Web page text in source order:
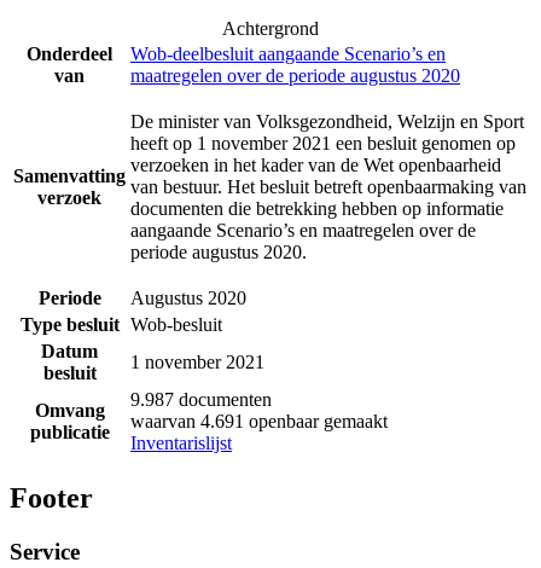
Achtergrond
Onderdeel
van
Wob-deelbesluit aangaande Scenario’s en
maatregelen over de periode augustus 2020
Samenvatting
verzoek
De minister van Volksgezondheid, Welzijn en Sport
heeft op 1 november 2021 een besluit genomen op
verzoeken in het kader van de Wet openbaarheid
van bestuur. Het besluit betreft openbaarmaking van
documenten die betrekking hebben op informatie
aangaande Scenario’s en maatregelen over de
periode augustus 2020.
Periode
Augustus 2020
Type besluit Wob-besluit
Datum
besluit
1 november 2021
Omvang
publicatie
9.987 documenten
waarvan 4.691 openbaar gemaakt
Inventarislijst
Footer
Service